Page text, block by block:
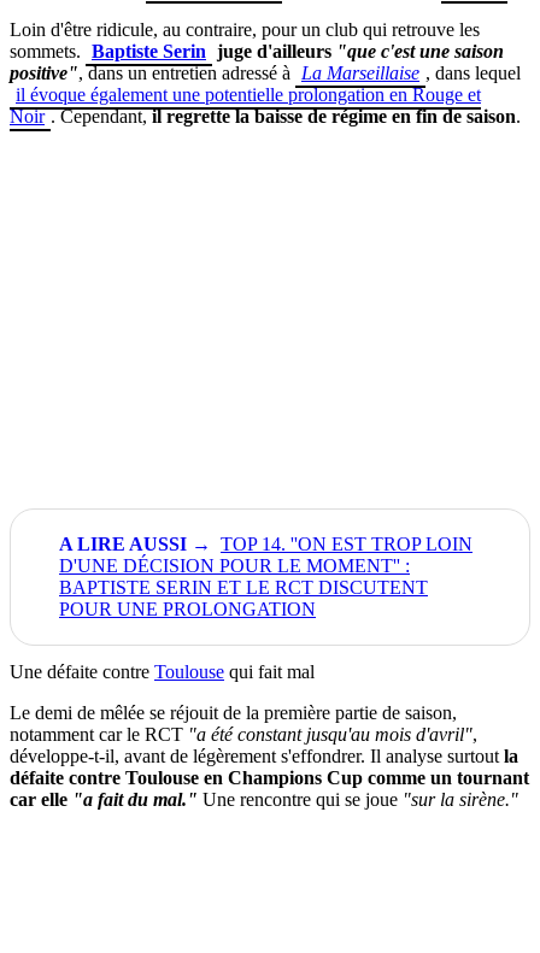
Loin d'être ridicule, au contraire, pour un club qui retrouve les
sommets. Baptiste Serin juge d'ailleurs "que c'est une saison
positive", dans un entretien adressé à La Marseillaise , dans lequel
il évoque également une potentielle prolongation en Rouge et
Noir . Cependant,il regrette la baisse de régime en fin de saison.
TOP 14. ''ON EST TROP LOIN
D'UNE DÉCISION POUR LE MOMENT'' :
BAPTISTE SERIN ET LE RCT DISCUTENT
POUR UNE PROLONGATION
Une défaite contre Toulouse qui fait mal
Le demi de mêlée se réjouit de la première partie de saison,
notamment car le RCT "a été constant jusqu'au mois d'avril",
développe-t-il, avant de légèrement s'effondrer. Il analyse surtout la
défaite contre Toulouse en Champions Cup comme un tournant
car elle "a fait du mal." Une rencontre qui se joue "sur la sirène."